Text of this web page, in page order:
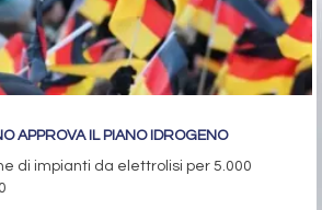
APPROVA IL PIANO IDROGENO
di impianti da elettrolisi per 5.000